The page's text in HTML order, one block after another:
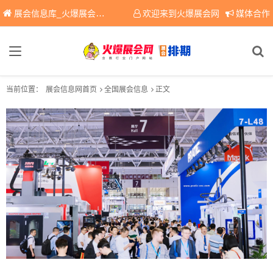
展会信息库_火爆展会网免费展会信息查询平台，提供专业会展服务！ 欢迎来到火爆展会网 媒体合作
当前位置： 展会信息网首页 全国展会信息 正文